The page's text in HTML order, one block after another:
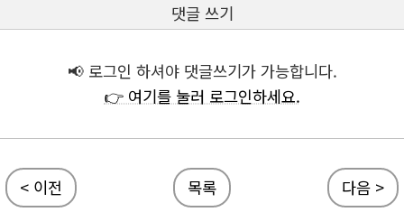
댓글 쓰기
📢 로그인 하셔야 댓글쓰기가 가능합니다.
👉 여기를 눌러 로그인하세요.
< 이전 목록 다음 >